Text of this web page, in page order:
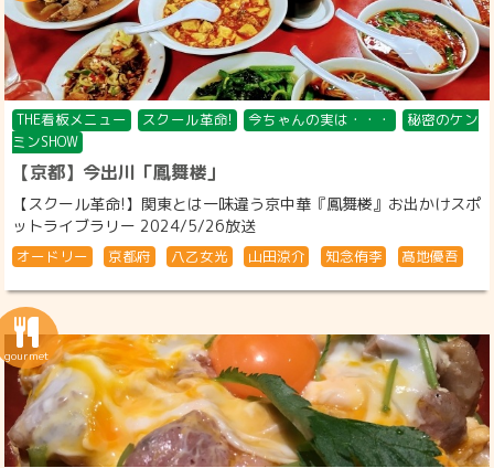
THE看板メニュー スクール革命! 今ちゃんの実は・・・
秘密のケン
ミンSHOW
【京都】今出川「鳳舞楼」
【スクール革命!】関東とは一味違う京中華『鳳舞楼』お出かけスポ
ットライブラリー 2024/5/26放送
オードリー 京都府 八乙女光 山田涼介 知念侑李 髙地優吾